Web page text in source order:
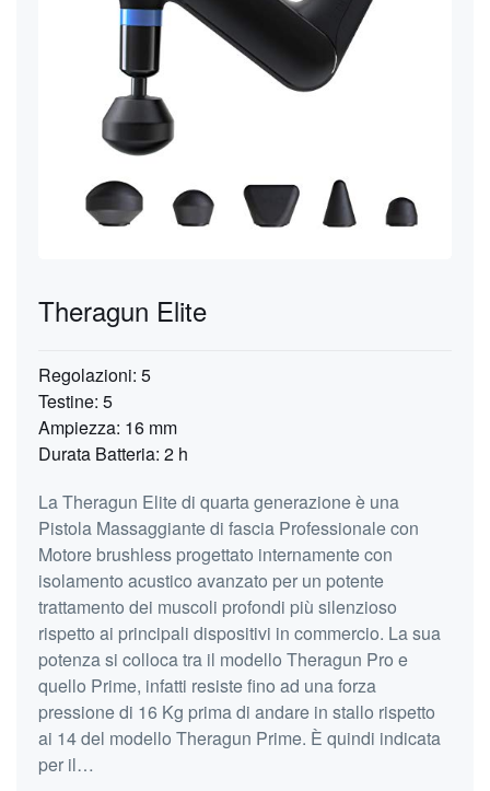
Theragun Elite
Regolazioni: 5
Testine: 5
Ampiezza: 16 mm
Durata Batteria: 2 h
La Theragun Elite di quarta generazione è una
Pistola Massaggiante di fascia Professionale con
Motore brushless progettato internamente con
isolamento acustico avanzato per un potente
trattamento dei muscoli profondi più silenzioso
rispetto ai principali dispositivi in commercio. La sua
potenza si colloca tra il modello Theragun Pro e
quello Prime, infatti resiste fino ad una forza
pressione di 16 Kg prima di andare in stallo rispetto
ai 14 del modello Theragun Prime. È quindi indicata
per il…